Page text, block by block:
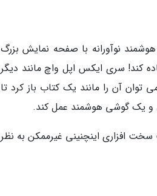
نوآورانه با صفحه نمایش بزرگ
کند! سری ایکس اپل واچ مانند دیگر
آن را مانند یک کتاب باز کرد تا
و یک گوشی هوشمند عمل کند.
افزاری اینچنینی غیرممکن به نظر